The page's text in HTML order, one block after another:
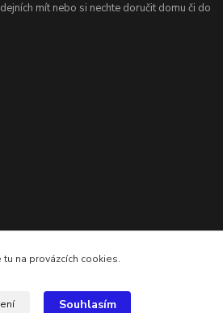
mít nebo si nechte doručit domu či do
tu na provázcích cookies.
Souhlasím